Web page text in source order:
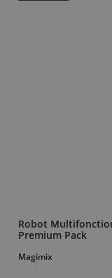
Robot
Premium Pack
Magimix